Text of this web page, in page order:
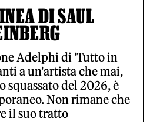
DI SAUL
Adelphi di 'Tutto in
a un'artista che mai,
squassato del 2026, è
Non rimane che
il suo tratto